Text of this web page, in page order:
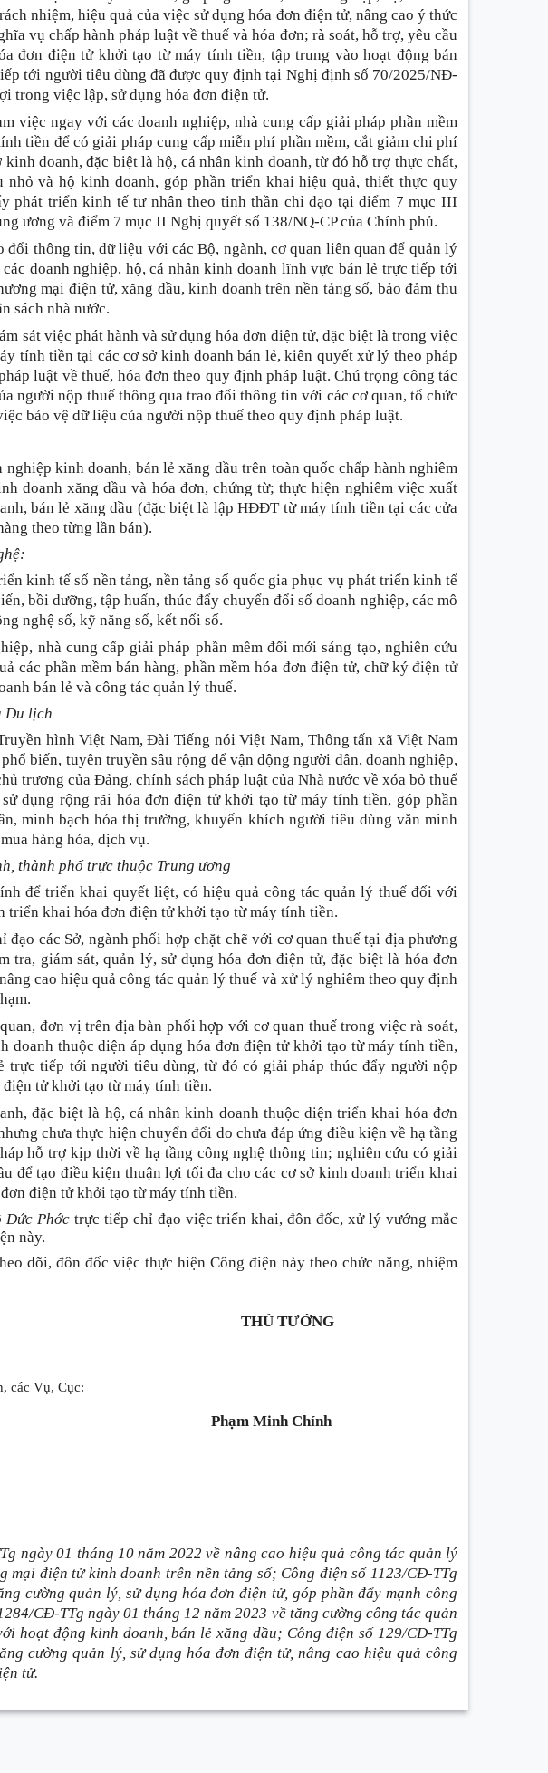
nhiệm, hiệu quả của việc sử dụng hóa đơn điện tử, nâng cao ý thức
vụ chấp hành pháp luật về thuế và hóa đơn; rà soát, hỗ trợ, yêu cầu
đơn điện tử khởi tạo từ máy tính tiền, tập trung vào hoạt động bán
tới người tiêu dùng đã được quy định tại Nghị định số 70/2025/NĐ-
trong việc lập, sử dụng hóa đơn điện tử.
việc ngay với các doanh nghiệp, nhà cung cấp giải pháp phần mềm
tiền để có giải pháp cung cấp miễn phí phần mềm, cắt giảm chi phí
doanh, đặc biệt là hộ, cá nhân kinh doanh, từ đó hỗ trợ thực chất,
nhỏ và hộ kinh doanh, góp phần triển khai hiệu quả, thiết thực quy
phát triển kinh tế tư nhân theo tinh thần chỉ đạo tại điểm 7 mục III
ương và điểm 7 mục II Nghị quyết số 138/NQ-CP của Chính phủ.
đổi thông tin, dữ liệu với các Bộ, ngành, cơ quan liên quan để quản lý
doanh nghiệp, hộ, cá nhân kinh doanh lĩnh vực bán lẻ trực tiếp tới
mại điện tử, xăng dầu, kinh doanh trên nền tảng số, bảo đảm thu
sách nhà nước.
sát việc phát hành và sử dụng hóa đơn điện tử, đặc biệt là trong việc
tính tiền tại các cơ sở kinh doanh bán lẻ, kiên quyết xử lý theo pháp
luật về thuế, hóa đơn theo quy định pháp luật. Chú trọng công tác
người nộp thuế thông qua trao đổi thông tin với các cơ quan, tổ chức
bảo vệ dữ liệu của người nộp thuế theo quy định pháp luật.
nghiệp kinh doanh, bán lẻ xăng dầu trên toàn quốc chấp hành nghiêm
doanh xăng dầu và hóa đơn, chứng từ; thực hiện nghiêm việc xuất
bán lẻ xăng dầu (đặc biệt là lập HĐĐT từ máy tính tiền tại các cửa
theo từng lần bán).
kinh tế số nền tảng, nền tảng số quốc gia phục vụ phát triển kinh tế
bồi dưỡng, tập huấn, thúc đẩy chuyển đổi số doanh nghiệp, các mô
nghệ số, kỹ năng số, kết nối số.
nhà cung cấp giải pháp phần mềm đổi mới sáng tạo, nghiên cứu
các phần mềm bán hàng, phần mềm hóa đơn điện tử, chữ ký điện tử
bán lẻ và công tác quản lý thuế.
Du lịch
hình Việt Nam, Đài Tiếng nói Việt Nam, Thông tấn xã Việt Nam
biến, tuyên truyền sâu rộng để vận động người dân, doanh nghiệp,
trương của Đảng, chính sách pháp luật của Nhà nước về xóa bỏ thuế
dụng rộng rãi hóa đơn điện tử khởi tạo từ máy tính tiền, góp phần
minh bạch hóa thị trường, khuyến khích người tiêu dùng văn minh
hàng hóa, dịch vụ.
thành phố trực thuộc Trung ương
để triển khai quyết liệt, có hiệu quả công tác quản lý thuế đối với
triển khai hóa đơn điện tử khởi tạo từ máy tính tiền.
đạo các Sở, ngành phối hợp chặt chẽ với cơ quan thuế tại địa phương
tra, giám sát, quản lý, sử dụng hóa đơn điện tử, đặc biệt là hóa đơn
cao hiệu quả công tác quản lý thuế và xử lý nghiêm theo quy định
đơn vị trên địa bàn phối hợp với cơ quan thuế trong việc rà soát,
doanh thuộc diện áp dụng hóa đơn điện tử khởi tạo từ máy tính tiền,
trực tiếp tới người tiêu dùng, từ đó có giải pháp thúc đẩy người nộp
tử khởi tạo từ máy tính tiền.
đặc biệt là hộ, cá nhân kinh doanh thuộc diện triển khai hóa đơn
chưa thực hiện chuyển đổi do chưa đáp ứng điều kiện về hạ tầng
hỗ trợ kịp thời về hạ tầng công nghệ thông tin; nghiên cứu có giải
để tạo điều kiện thuận lợi tối đa cho các cơ sở kinh doanh triển khai
điện tử khởi tạo từ máy tính tiền.
Đức Phớctrực tiếp chỉ đạo việc triển khai, đôn đốc, xử lý vướng mắc
này.
dõi, đôn đốc việc thực hiện Công điện này theo chức năng, nhiệm
các Vụ, Cục:
THỦ TƯỚNG
Phạm Minh Chính
ngày 01 tháng 10 năm 2022 về nâng cao hiệu quả công tác quản lý
mại điện tử kinh doanh trên nền tảng số; Công điện số 1123/CĐ-TTg
cường quản lý, sử dụng hóa đơn điện tử, góp phần đẩy mạnh công
CĐ-TTg ngày 01 tháng 12 năm 2023 về tăng cường công tác quản
hoạt động kinh doanh, bán lẻ xăng dầu; Công điện số 129/CĐ-TTg
cường quản lý, sử dụng hóa đơn điện tử, nâng cao hiệu quả công
tử.